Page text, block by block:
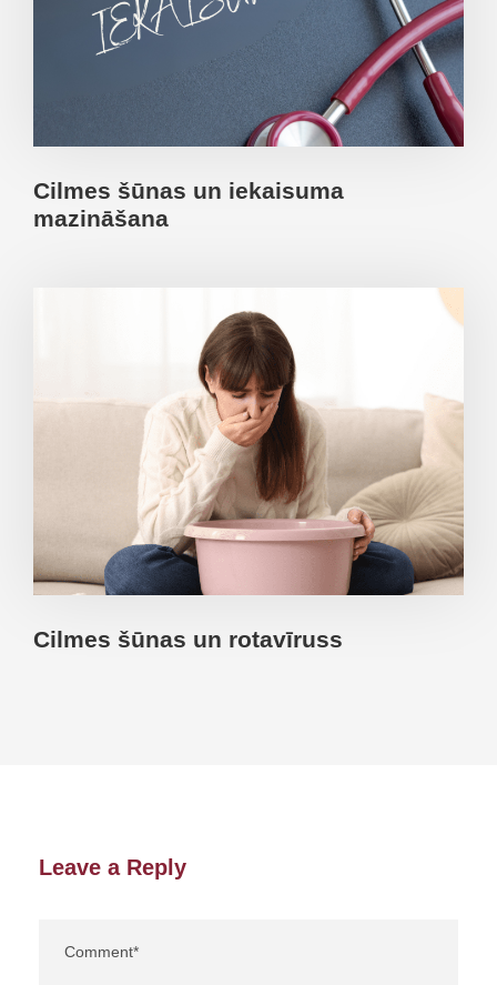
Cilmes šūnas un iekaisuma
mazināšana
Cilmes šūnas un rotavīruss
Leave a Reply